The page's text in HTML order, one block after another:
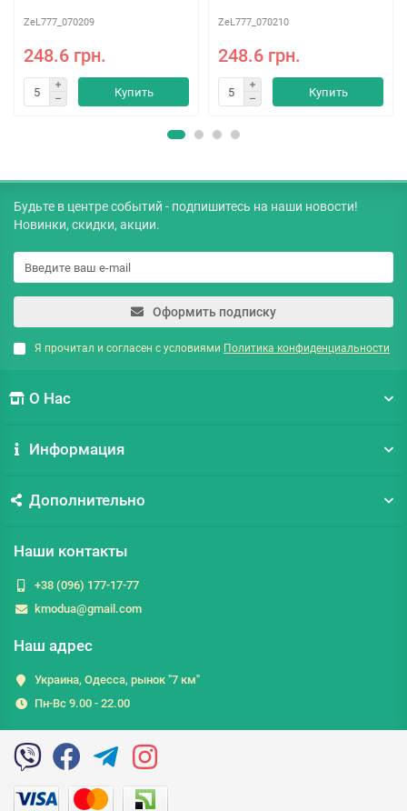
ZeL777_070209
248.6 грн.
Купить
ZeL777_070210
248.6 грн.
Купить
Будьте в центре событий - подпишитесь на наши новости!
Новинки, скидки, акции.
Оформить подписку
Я прочитал и согласен с условиями Политика конфиденциальности
О Нас
Информация
Дополнительно
Наши контакты
+38 (096) 177-17-77
kmodua@gmail.com
Наш адрес
Украина, Одесса, рынок "7 км"
Пн-Вс 9.00 - 22.00